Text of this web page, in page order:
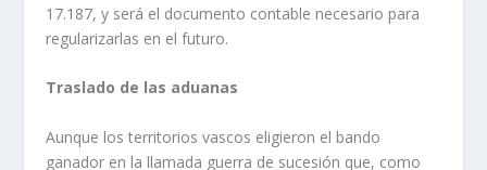
17.187, y será el documento contable necesario para
regularizarlas en el futuro.
Traslado de las aduanas
Aunque los territorios vascos eligieron el bando
ganador en la llamada guerra de sucesión que, como